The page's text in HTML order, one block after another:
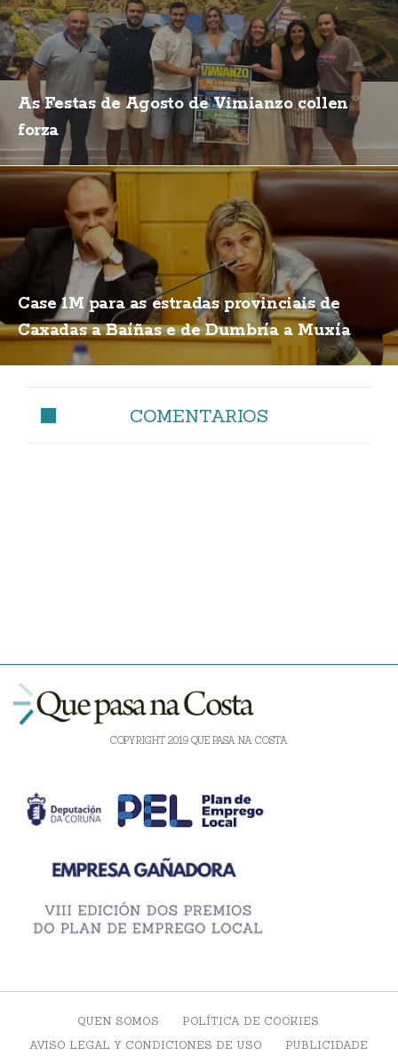
As Festas de Agosto de Vimianzo collen
forza
Case 1M para as estradas provinciais de
Caxadas a Baíñas e de Dumbría a Muxía
COMENTARIOS
COPYRIGHT 2019 QUE PASA NA COSTA
QUEN SOMOS
POLÍTICA DE COOKIES
AVISO LEGAL Y CONDICIONES DE USO
PUBLICIDADE